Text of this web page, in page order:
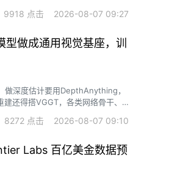
9918 点击 2026-08-07 09:27
做成通用视觉基座，训
还得搭VGGT，各类网络骨干、
8272 点击 2026-08-07 09:10
Labs 百亿美金数据预